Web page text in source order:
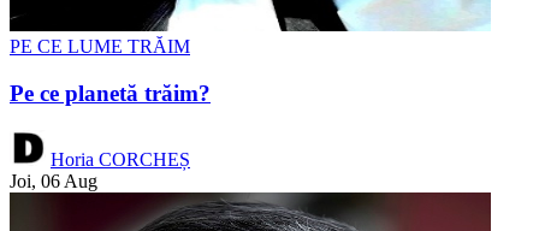
PE CE LUME TRĂIM
Pe ce planetă trăim?
Horia CORCHEȘ
Joi, 06 Aug